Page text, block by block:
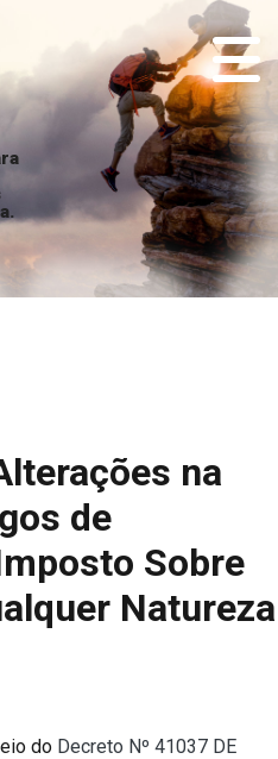
na
de
Sobre
Natureza
do Decreto Nº 41037 DE